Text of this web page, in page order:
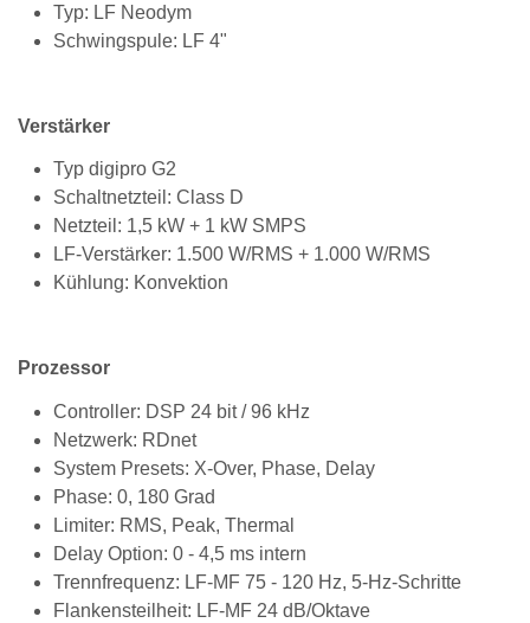
Typ: LF Neodym
Schwingspule: LF 4"
Verstärker
Typ digipro G2
Schaltnetzteil: Class D
Netzteil: 1,5 kW + 1 kW SMPS
LF-Verstärker: 1.500 W/RMS + 1.000 W/RMS
Kühlung: Konvektion
Prozessor
Controller: DSP 24 bit / 96 kHz
Netzwerk: RDnet
System Presets: X-Over, Phase, Delay
Phase: 0, 180 Grad
Limiter: RMS, Peak, Thermal
Delay Option: 0 - 4,5 ms intern
Trennfrequenz: LF-MF 75 - 120 Hz, 5-Hz-Schritte
Flankensteilheit: LF-MF 24 dB/Oktave